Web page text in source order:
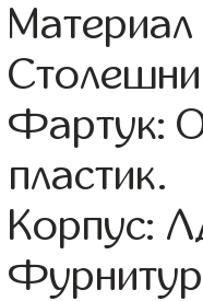
Фартук:
пластик.
Корпус: